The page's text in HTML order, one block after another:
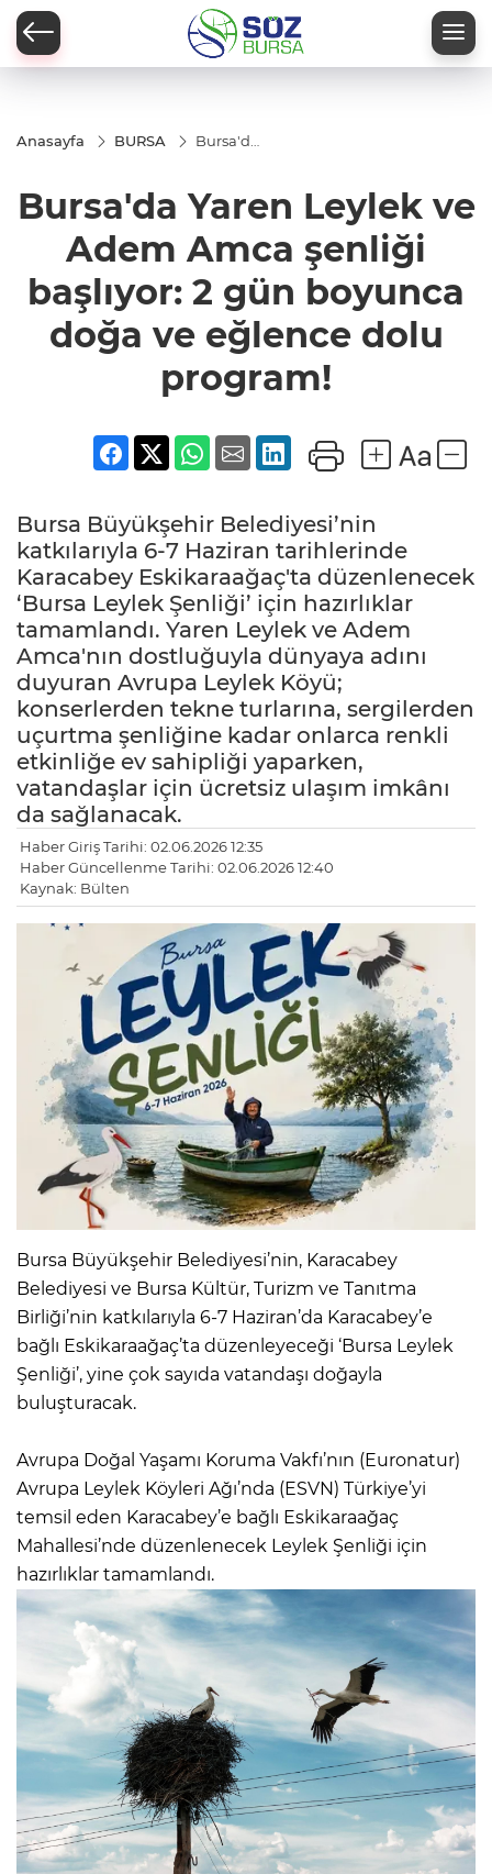
Anasayfa BURSA
Bursa'da
Adem
Amca
başlıyor:
2 gün
boyunca
doğa ve
eğlence
dolu
program!
Bursa'da Yaren Leylek ve
Adem Amca şenliği
başlıyor: 2 gün boyunca
doğa ve eğlence dolu
program!
Bursa Büyükşehir Belediyesi’nin
katkılarıyla 6-7 Haziran tarihlerinde
Karacabey Eskikaraağaç'ta düzenlenecek
‘Bursa Leylek Şenliği’ için hazırlıklar
tamamlandı. Yaren Leylek ve Adem
Amca'nın dostluğuyla dünyaya adını
duyuran Avrupa Leylek Köyü;
konserlerden tekne turlarına, sergilerden
uçurtma şenliğine kadar onlarca renkli
etkinliğe ev sahipliği yaparken,
vatandaşlar için ücretsiz ulaşım imkânı
da sağlanacak.
Haber Giriş Tarihi: 02.06.2026 12:35
Haber Güncellenme Tarihi: 02.06.2026 12:40
Kaynak: Bülten
Bursa Büyükşehir Belediyesi’nin, Karacabey
Belediyesi ve Bursa Kültür, Turizm ve Tanıtma
Birliği’nin katkılarıyla 6-7 Haziran’da Karacabey’e
bağlı Eskikaraağaç’ta düzenleyeceği ‘Bursa Leylek
Şenliği’, yine çok sayıda vatandaşı doğayla
buluşturacak.
Avrupa Doğal Yaşamı Koruma Vakfı’nın (Euronatur)
Avrupa Leylek Köyleri Ağı’nda (ESVN) Türkiye’yi
temsil eden Karacabey’e bağlı Eskikaraağaç
Mahallesi’nde düzenlenecek Leylek Şenliği için
hazırlıklar tamamlandı.